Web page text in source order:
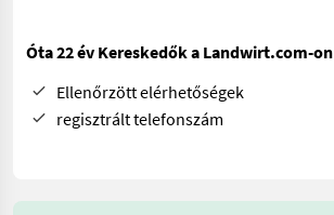
Óta 22 év Kereskedők a Landwirt.com-on
Ellenőrzött elérhetőségek
regisztrált telefonszám